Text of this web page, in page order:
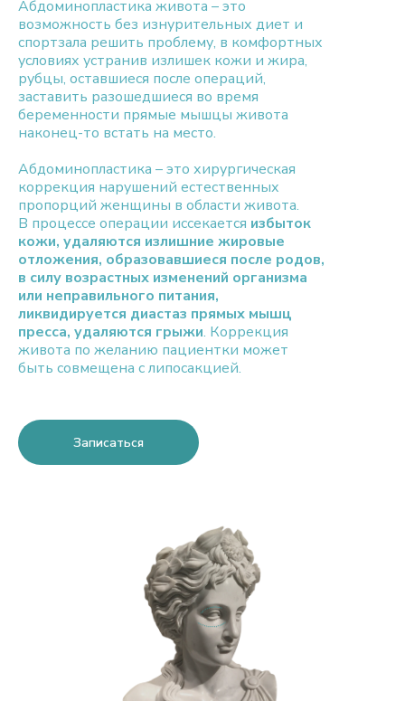
Абдоминопластика живота – это
возможность без изнурительных диет и
спортзала решить проблему, в комфортных
условиях устранив излишек кожи и жира,
рубцы, оставшиеся после операций,
заставить разошедшиеся во время
беременности прямые мышцы живота
наконец-то встать на место.
Абдоминопластика – это хирургическая
коррекция нарушений естественных
пропорций женщины в области живота.
В процессе операции иссекается избыток
кожи, удаляются излишние жировые
отложения, образовавшиеся после родов,
в силу возрастных изменений организма
или неправильного питания,
ликвидируется диастаз прямых мышц
пресса, удаляются грыжи. Коррекция
живота по желанию пациентки может
быть совмещена с липосакцией.
Записаться